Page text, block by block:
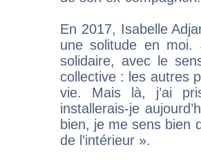
En 2017, Isabelle
une solitude en moi.
solidaire, avec le
collective : les autres
vie. Mais là, j’ai
installerais-je
bien, je me sens bien
de l’intérieur ».